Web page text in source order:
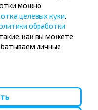
- Барановичи
- Минск
- Тересполь
- Беловежская Пуща
- Минск
- Барановичи
- Люблин
- Варшава
можно
целевых куки.
обработки
как вы можете
личные